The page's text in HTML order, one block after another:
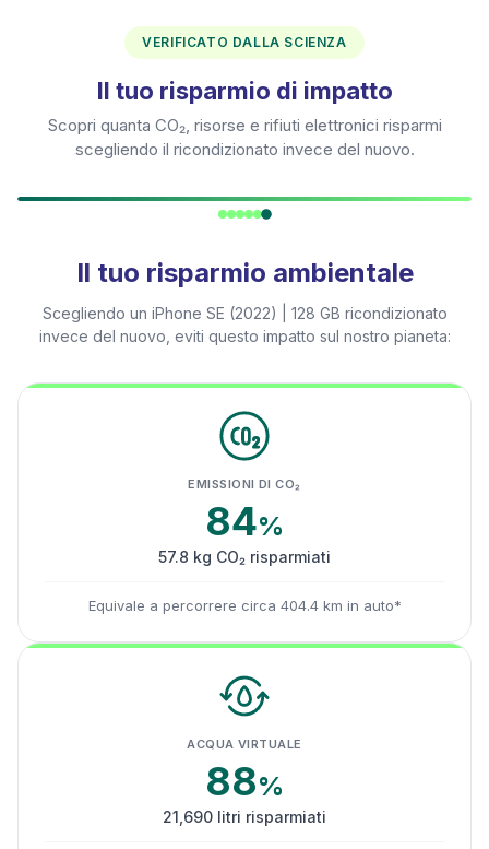
VERIFICATO DALLA SCIENZA
Il tuo risparmio di impatto
Scopri quanta CO₂, risorse e rifiuti elettronici risparmi
scegliendo il ricondizionato invece del nuovo.
Il tuo risparmio ambientale
Scegliendo un iPhone SE (2022) | 128 GB ricondizionato
invece del nuovo, eviti questo impatto sul nostro pianeta:
EMISSIONI DI CO₂
84%
57.8 kg CO₂ risparmiati
Equivale a percorrere circa 404.4 km in auto*
ACQUA VIRTUALE
88%
21,690 litri risparmiati